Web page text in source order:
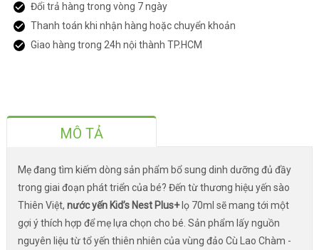
Đổi trả hàng trong vòng 7 ngày
Thanh toán khi nhận hàng hoặc chuyển khoản
Giao hàng trong 24h nội thành TP.HCM
MÔ TẢ
Mẹ đang tìm kiếm dòng sản phẩm bổ sung dinh dưỡng đủ đầy
trong giai đoạn phát triển của bé? Đến từ thương hiệu yến sào
Thiên Việt, nước yến Kid’s Nest Plus+lọ 70ml sẽ mang tới một
gợi ý thích hợp để mẹ lựa chọn cho bé. Sản phẩm lấy nguồn
nguyên liệu từ tổ yến thiên nhiên của vùng đảo Cù Lao Chàm -